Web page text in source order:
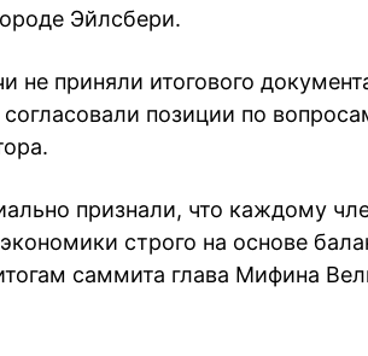
Эйлсбери.
не приняли итогового
позиции по
признали, что каждому
строго на основе
саммита глава Мифина